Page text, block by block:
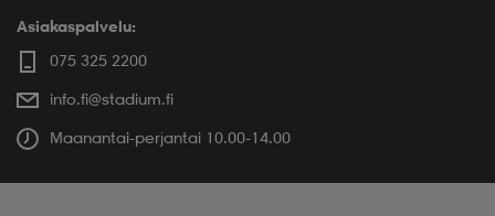
Asiakaspalvelu:
075 325 2200
info.fi@stadium.fi
Maanantai-perjantai 10.00-14.00